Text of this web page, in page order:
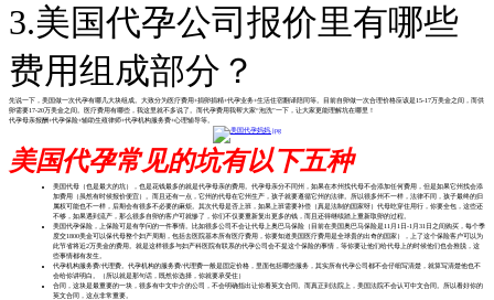
3.美国代孕公司报价里有哪些
费用组成部分？
先说一下，美国做一次代孕有哪几大块组成。大致分为医疗费用+捐卵捐精+代孕业务+生活住宿翻译陪同等。目前自卵做一次合理价格应该是15-17万美金之间，而供
卵需要17-20万美金之间。医疗费用有哪些，我这里就不多说了。而代孕费用我帮大家“泡洗”一下，让大家更能理解坑在哪里！
代孕母亲报酬+代孕保险+辅助生殖律师+代孕机构服务费+心理辅导等。
美国代孕常见的坑有以下五种
美国代母（也是最大的坑），也是花钱最多的就是代孕母亲的费用。代孕母亲分不同州，如果在本州找代母不会添加任何费用，但是如果它州找会添
加费用（虽然有时候报价便宜）。而且还有一点，它州的代母在它州生产，孩子就要遵循它州的法律。所以很多州不一样，法律不同，孩子最终的归
属权可能也不一样，后期会有很多不必要的麻烦。其次代母是否上班，如果上班需要补偿（真是法制的国家呀）代母吃穿住用行，你要全包，这些还
不够，如果遇到流产，那么很多自卵的客户可就惨了，你们不仅要重新复出更多的钱，而且还得继续踏上重新取卵的过程。
美国代孕保险，上保险可是有学问的一件事情。比如很多公司不会让代母上奥巴马保险（目前在美国奥巴马保险是11月1日-1月31日之间购买，每个季
度交1800美金可以保代母整个妇产周期，包括去医院基本所有医疗费用，你要知道美国医疗费用是全球贵的出奇的国家），上了这个保险客户可以为
此节省将近2万美金的费用。就是这样很多与妇产科医院有联系的代孕公司会不提这个保险的事情，等你要让他们给代母上的时候他们也会推脱，这
些事情都有发生。
代孕机构服务费/代理费。代孕机构的服务费/代理费一般是固定价格，里面包括哪些服务，其实所有代孕公司都不会仔细写清楚，就算写清楚他也不
会给你讲明白。（所以就是那句话，既然你选择，你就要承受住）
合同，这块是最重要的一块，很多有中文中介的公司，不会明确指出让你看英文合同。而真正到法院上，美国法院不会认可中文合同。所以看好你的
英文合同，这点非常重要。